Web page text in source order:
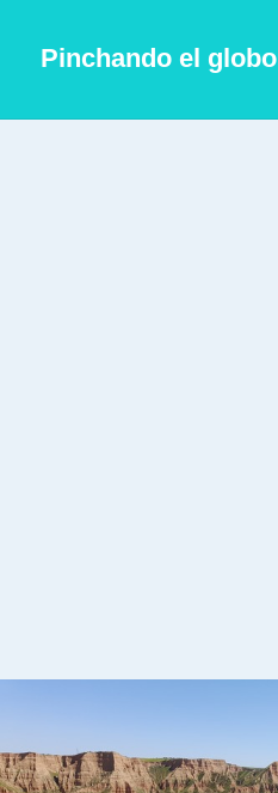
Pinchando el globo